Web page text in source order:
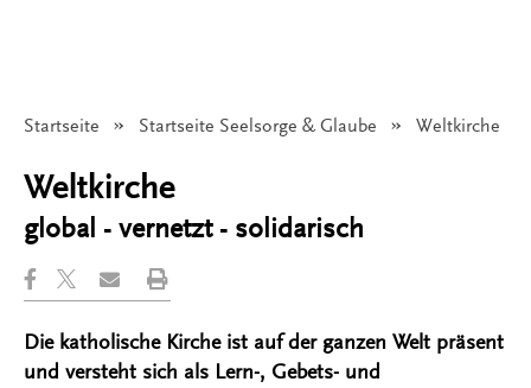
Startseite Startseite Seelsorge & Glaube Angezeigt:
Weltkirche
Weltkirche
global - vernetzt - solidarisch
Die katholische Kirche ist auf der ganzen Welt präsent
und versteht sich als Lern-, Gebets- und